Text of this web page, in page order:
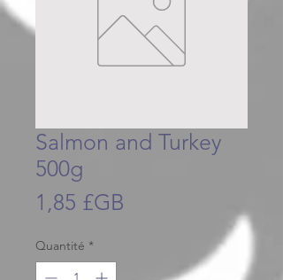
Salmon and Turkey
500g
1,85 £GB
Quantité *